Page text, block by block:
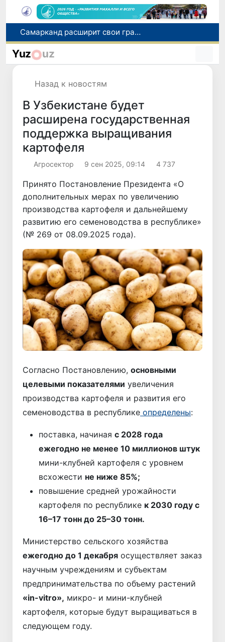
С 1 сентября пассажиры должны будут оплачивать проезд сразу при посадке в автобус
В Сурхандарье пресечена деятельность подпольной группы, планировавшей теракты и выезд в Сирию
Yuz uz
Назад к новостям
В Узбекистане будет
расширена государственная
поддержка выращивания
картофеля
Агросектор 9 сен 2025, 09:14 4 737
Принято Постановление Президента «О
дополнительных мерах по увеличению
производства картофеля и дальнейшему
развитию его семеноводства в республике»
(№ 269 от 08.09.2025 года).
Согласно Постановлению, основными
целевыми показателями увеличения
производства картофеля и развития его
семеноводства в республике определены:
поставка, начиная с 2028 года
ежегодно не менее 10 миллионов штук
мини-клубней картофеля с уровнем
всхожести не ниже 85%;
повышение средней урожайности
картофеля по республике к 2030 году с
16–17 тонн до 25–30 тонн.
Министерство сельского хозяйства
ежегодно до 1 декабря осуществляет заказ
научным учреждениям и субъектам
предпринимательства по объему растений
«in-vitro», микро- и мини-клубней
картофеля, которые будут выращиваться в
следующем году.